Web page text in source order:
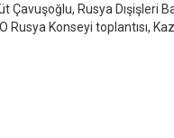
Çavuşoğlu, Rusya Dışişleri
Konseyi toplantısı,